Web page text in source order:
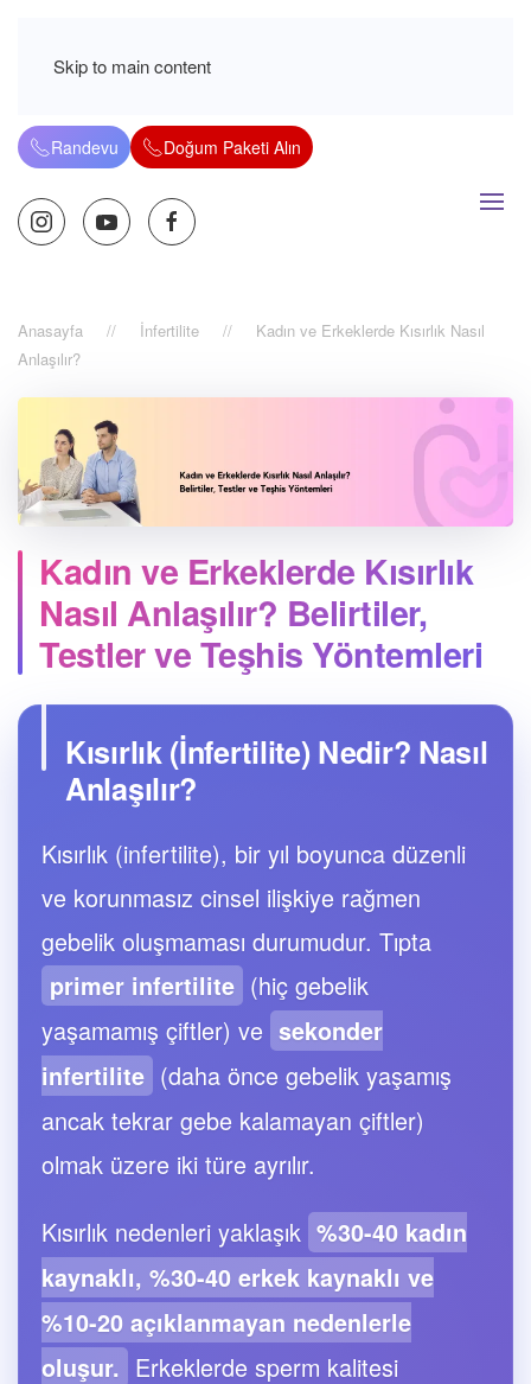
Skip to main content
Randevu Doğum Paketi Alın
Anasayfa İnfertilite
Kadın ve Erkeklerde Kısırlık Nasıl
Anlaşılır?
Kadın ve Erkeklerde Kısırlık
Nasıl Anlaşılır? Belirtiler,
Testler ve Teşhis Yöntemleri
Kısırlık (İnfertilite) Nedir? Nasıl
Anlaşılır?
Kısırlık (infertilite), bir yıl boyunca düzenli
ve korunmasız cinsel ilişkiye rağmen
gebelik oluşmaması durumudur. Tıpta
primer infertilite (hiç gebelik
yaşamamış çiftler) ve sekonder
infertilite (daha önce gebelik yaşamış
ancak tekrar gebe kalamayan çiftler)
olmak üzere iki türe ayrılır.
Kısırlık nedenleri yaklaşık %30-40 kadın
kaynaklı, %30-40 erkek kaynaklı ve
%10-20 açıklanmayan nedenlerle
oluşur. Erkeklerde sperm kalitesi